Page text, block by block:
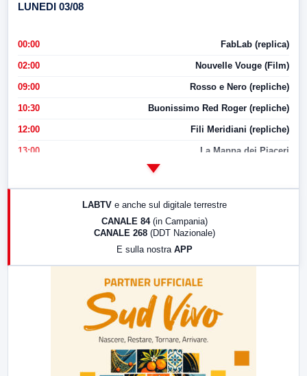
LUNEDI 03/08
00:00 FabLab (replica)
02:00 Nouvelle Vouge (Film)
09:00 Rosso e Nero (repliche)
10:30 Buonissimo Red Roger (repliche)
12:00 Fili Meridiani (repliche)
13:00 La Mappa dei Piaceri
LABTV e anche sul digitale terrestre
CANALE 84 (in Campania)
CANALE 268 (DDT Nazionale)
E sulla nostra APP